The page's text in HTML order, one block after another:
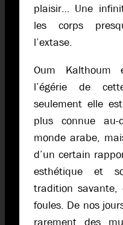
plaisir… Une
les corps
l’extase.
Oum Kalthoum
l’égérie de
seulement elle
plus connue
monde arabe,
d’un certain
esthétique et
tradition
foules. De nos